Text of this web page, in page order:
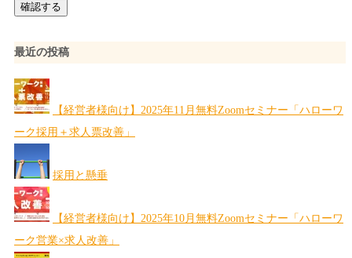
最近の投稿
【経営者様向け】2025年11月無料Zoomセミナー「ハローワ
ーク採用＋求人票改善」
採用と懸垂
【経営者様向け】2025年10月無料Zoomセミナー「ハローワ
ーク営業×求人改善」